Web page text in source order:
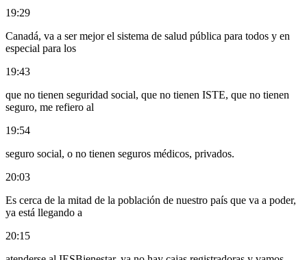
19:29
Canadá, va a ser mejor el sistema de salud pública para todos y en
especial para los
19:43
que no tienen seguridad social, que no tienen ISTE, que no tienen
seguro, me refiero al
19:54
seguro social, o no tienen seguros médicos, privados.
20:03
Es cerca de la mitad de la población de nuestro país que va a poder,
ya está llegando a
20:15